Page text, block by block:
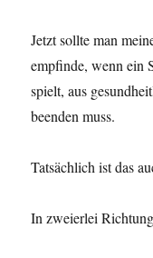
Jetzt sollte man
empfinde, wenn ein
spielt, aus
beenden muss.
Tatsächlich ist das
In zweierlei